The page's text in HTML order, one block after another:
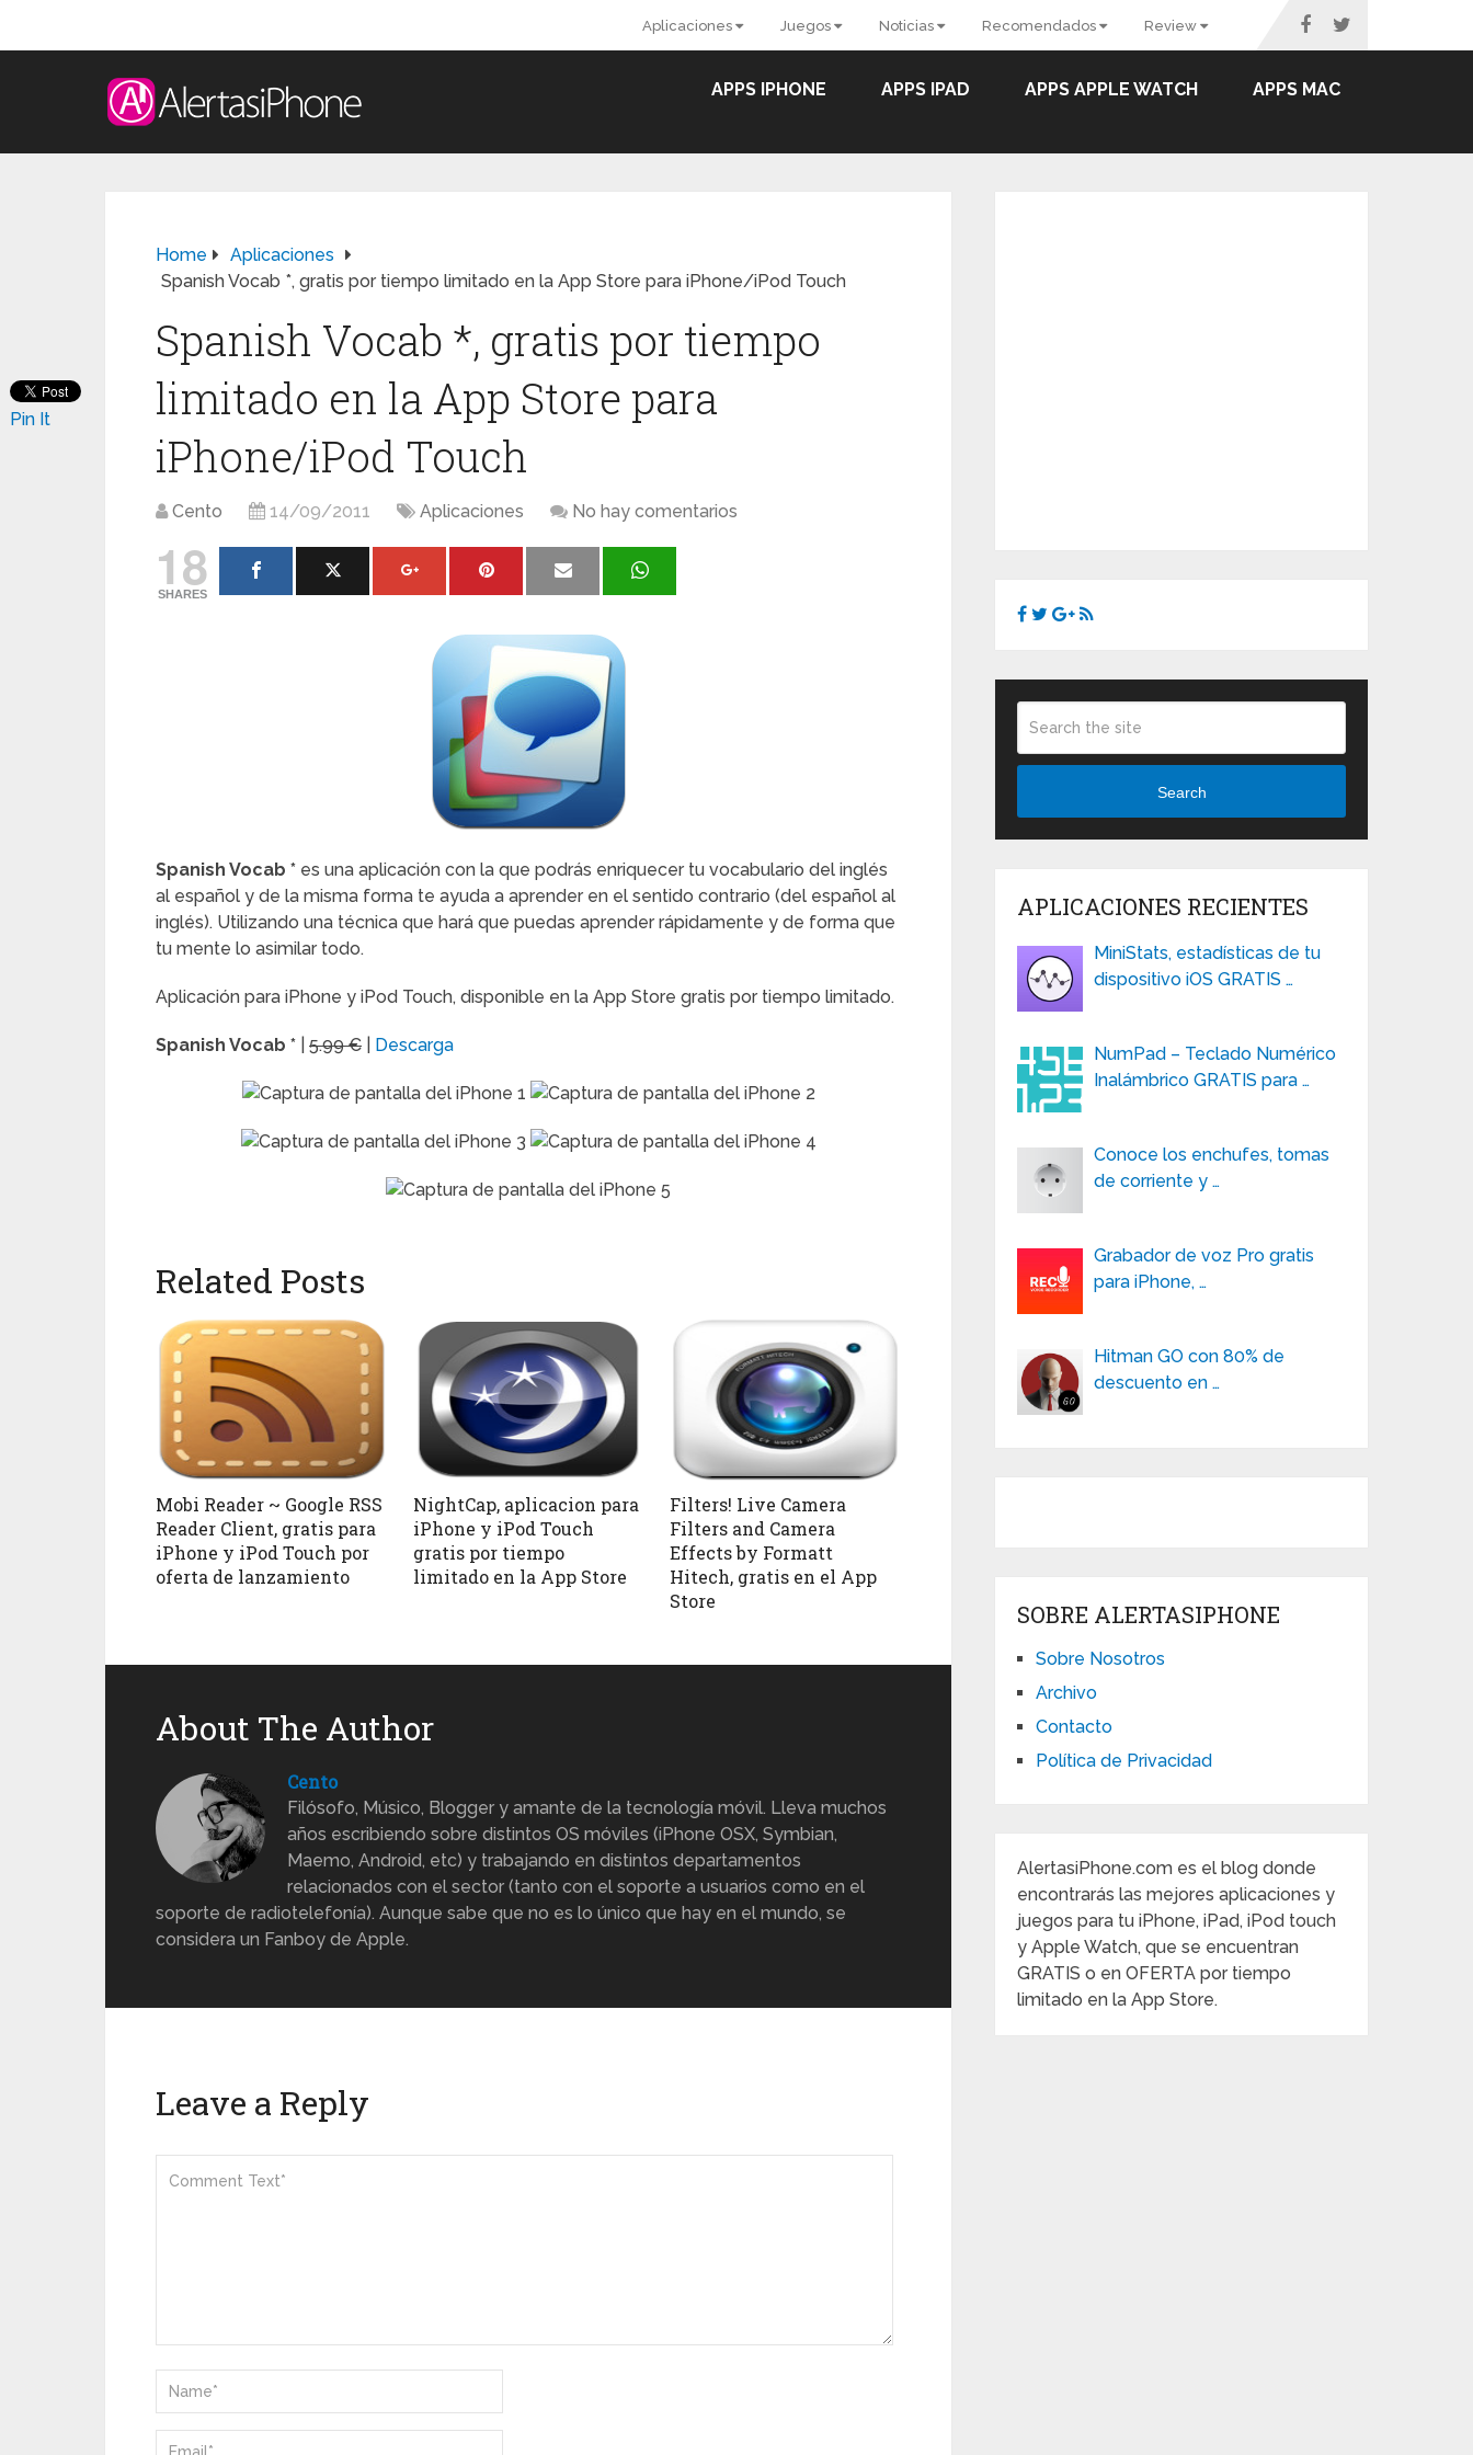
Aplicaciones Juegos Noticias Recomendados Review
APPS IPHONE APPS IPAD APPS APPLE WATCH APPS MAC
Home
Aplicaciones
Spanish Vocab *, gratis por tiempo limitado en la App Store para iPhone/iPod Touch
Spanish Vocab *, gratis por tiempo
limitado en la App Store para
iPhone/iPod Touch
Cento 14/09/2011 Aplicaciones No hay comentarios
18
SHARES
Spanish Vocab * es una aplicación con la que podrás enriquecer tu vocabulario del inglés
al español y de la misma forma te ayuda a aprender en el sentido contrario (del español al
inglés). Utilizando una técnica que hará que puedas aprender rápidamente y de forma que
tu mente lo asimilar todo.
Aplicación para iPhone y iPod Touch, disponible en la App Store gratis por tiempo limitado.
Spanish Vocab * 5.99 € Descarga
Pin It
Related Posts
Mobi Reader ~ Google RSS
Reader Client, gratis para
iPhone y iPod Touch por
oferta de lanzamiento
NightCap, aplicacion para
iPhone y iPod Touch
gratis por tiempo
limitado en la App Store
Filters! Live Camera
Filters and Camera
Effects by Formatt
Hitech, gratis en el App
Store
About The Author
Cento
Filósofo, Músico, Blogger y amante de la tecnología móvil. Lleva muchos
años escribiendo sobre distintos OS móviles (iPhone OSX, Symbian,
Maemo, Android, etc) y trabajando en distintos departamentos
relacionados con el sector (tanto con el soporte a usuarios como en el
soporte de radiotelefonía). Aunque sabe que no es lo único que hay en el mundo, se
considera un Fanboy de Apple.
Leave a Reply
Search
APLICACIONES RECIENTES
MiniStats, estadísticas de tu
dispositivo iOS GRATIS …
NumPad – Teclado Numérico
Inalámbrico GRATIS para …
Conoce los enchufes, tomas
de corriente y …
Grabador de voz Pro gratis
para iPhone, …
Hitman GO con 80% de
descuento en …
SOBRE ALERTASIPHONE
Sobre Nosotros
Archivo
Contacto
Política de Privacidad
AlertasiPhone.com es el blog donde
encontrarás las mejores aplicaciones y
juegos para tu iPhone, iPad, iPod touch
y Apple Watch, que se encuentran
GRATIS o en OFERTA por tiempo
limitado en la App Store.